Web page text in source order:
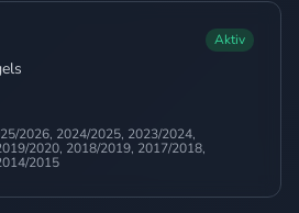
Aktiv
2026, 2024/2025, 2023/2024,
2020, 2018/2019, 2017/2018,
2015